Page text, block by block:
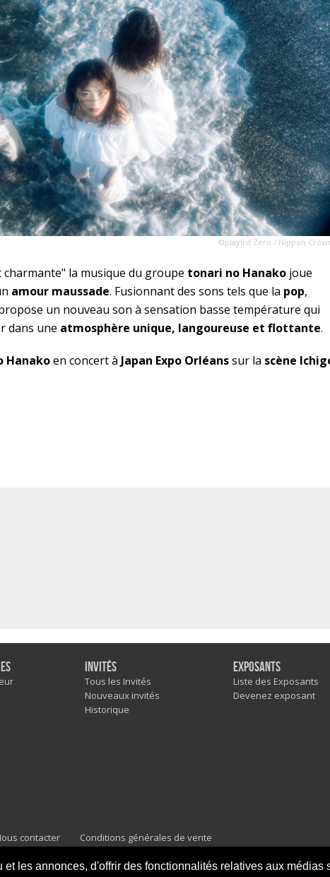
les annonces, d'offrir des fonctionnalités relatives aux médias
©️playlist Zero / Nippon
la musique du groupe tonari no Hanako joue
amour maussade. Fusionnant des sons tels que la pop,
un nouveau son à sensation basse température qui
dans une atmosphère unique, langoureuse et flottante.
Hanakoen concert à Japan Expo Orléanssur la scène
Invités
Tous les Invités
Nouveaux invités
Historique
Exposants
Liste des Exposants
Devenez exposant
contacter
Conditions générales de vente